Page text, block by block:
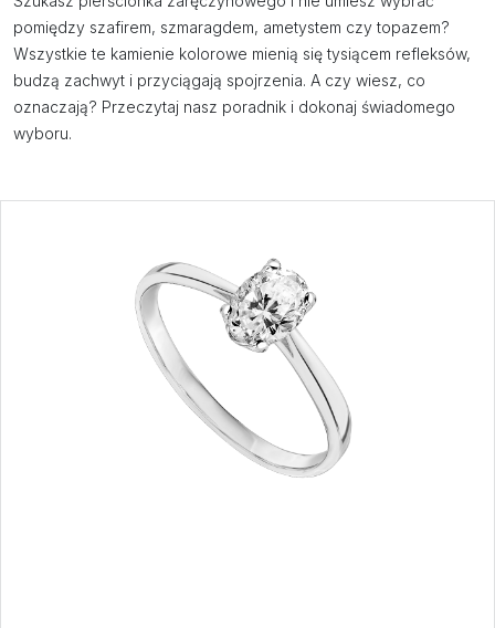
pomiędzy szafirem, szmaragdem, ametystem czy topazem?
Wszystkie te kamienie kolorowe mienią się tysiącem refleksów,
budzą zachwyt i przyciągają spojrzenia. A czy wiesz, co
oznaczają? Przeczytaj nasz poradnik i dokonaj świadomego
wyboru.